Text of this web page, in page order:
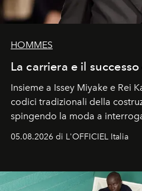
HOMMES
La carriera e il
Insieme a Issey Miyake e Rei
codici tradizionali della
spingendo la moda a
formali e a ridefinire il
un’impronta indelebile nella
05.08.2026 di L'OFFICIEL Italia